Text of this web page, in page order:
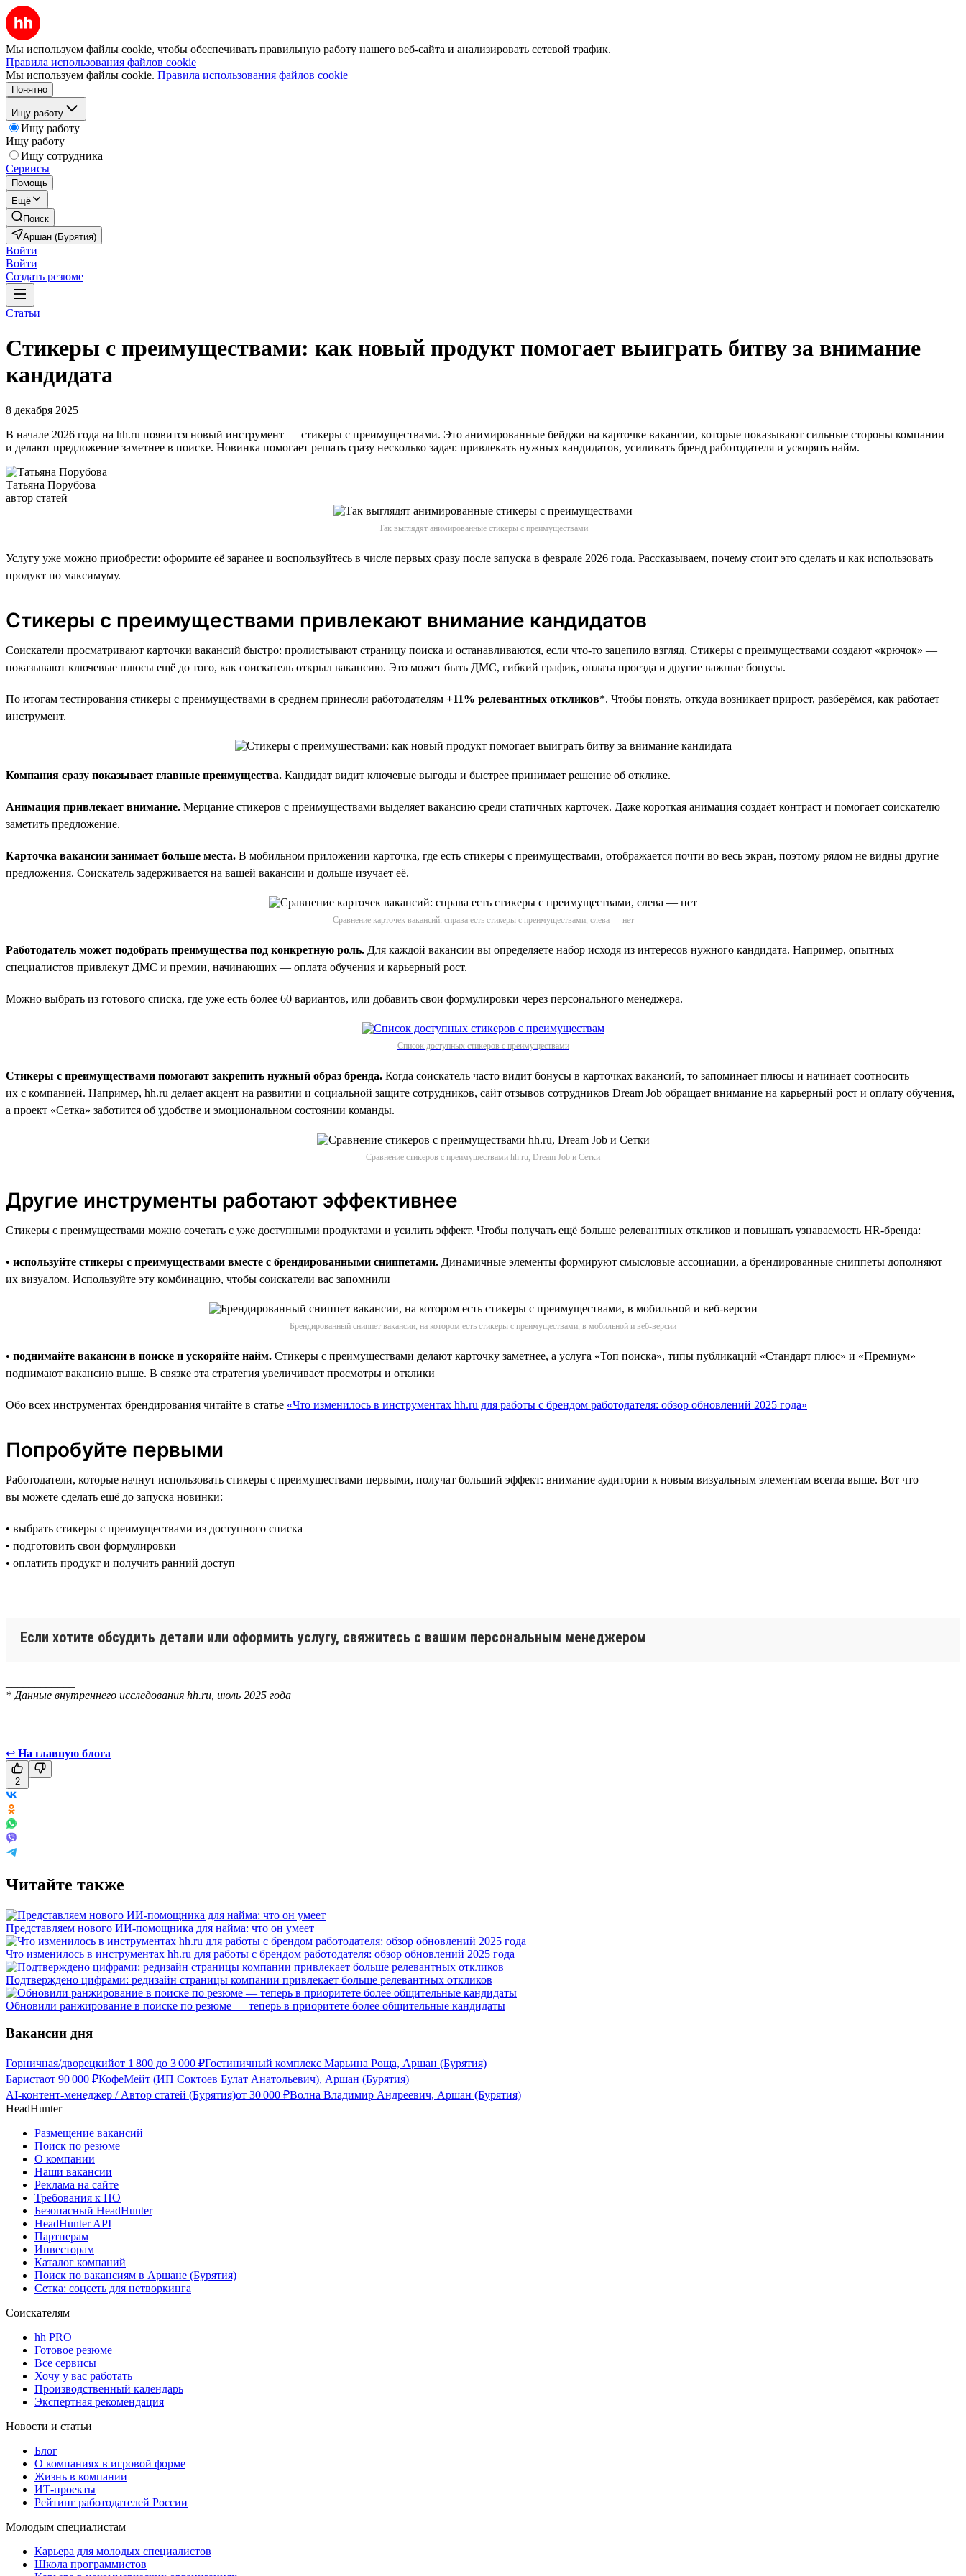
Мы используем файлы cookie, чтобы обеспечивать правильную работу нашего веб-сайта и анализировать сетевой трафик.
Правила использования файлов cookie
Мы используем файлы cookie. Правила использования файлов cookie
Понятно
Ищу работу
Ищу работу
Ищу работу
Ищу сотрудника
Сервисы
Помощь
Ещё
Поиск
Аршан (Бурятия)
Войти
Войти
Создать резюме
Статьи
Стикеры с преимуществами: как новый продукт помогает выиграть битву за внимание
кандидата
8 декабря 2025
В начале 2026 года на hh.ru появится новый инструмент — стикеры с преимуществами. Это анимированные бейджи на карточке вакансии, которые показывают сильные стороны компании
и делают предложение заметнее в поиске. Новинка помогает решать сразу несколько задач: привлекать нужных кандидатов, усиливать бренд работодателя и ускорять найм.
Татьяна Порубова
автор статей
Так выглядят анимированные стикеры с преимуществами
Услугу уже можно приобрести: оформите её заранее и воспользуйтесь в числе первых сразу после запуска в феврале 2026 года. Рассказываем, почему стоит это сделать и как использовать
продукт по максимуму.
Стикеры с преимуществами привлекают внимание кандидатов
Соискатели просматривают карточки вакансий быстро: пролистывают страницу поиска и останавливаются, если что-то зацепило взгляд. Стикеры с преимуществами создают «крючок» —
показывают ключевые плюсы ещё до того, как соискатель открыл вакансию. Это может быть ДМС, гибкий график, оплата проезда и другие важные бонусы.
По итогам тестирования стикеры с преимуществами в среднем принесли работодателям +11% релевантных откликов*. Чтобы понять, откуда возникает прирост, разберёмся, как работает
инструмент.
Компания сразу показывает главные преимущества. Кандидат видит ключевые выгоды и быстрее принимает решение об отклике.
Анимация привлекает внимание. Мерцание стикеров с преимуществами выделяет вакансию среди статичных карточек. Даже короткая анимация создаёт контраст и помогает соискателю
заметить предложение.
Карточка вакансии занимает больше места. В мобильном приложении карточка, где есть стикеры с преимуществами, отображается почти во весь экран, поэтому рядом не видны другие
предложения. Соискатель задерживается на вашей вакансии и дольше изучает её.
Сравнение карточек вакансий: справа есть стикеры с преимуществами, слева — нет
Работодатель может подобрать преимущества под конкретную роль. Для каждой вакансии вы определяете набор исходя из интересов нужного кандидата. Например, опытных
специалистов привлекут ДМС и премии, начинающих — оплата обучения и карьерный рост.
Можно выбрать из готового списка, где уже есть более 60 вариантов, или добавить свои формулировки через персонального менеджера.
Список доступных стикеров с преимуществами
Стикеры с преимуществами помогают закрепить нужный образ бренда. Когда соискатель часто видит бонусы в карточках вакансий, то запоминает плюсы и начинает соотносить
их с компанией. Например, hh.ru делает акцент на развитии и социальной защите сотрудников, сайт отзывов сотрудников Dream Job обращает внимание на карьерный рост и оплату обучения,
а проект «Сетка» заботится об удобстве и эмоциональном состоянии команды.
Сравнение стикеров с преимуществами hh.ru, Dream Job и Сетки
Другие инструменты работают эффективнее
Стикеры с преимуществами можно сочетать с уже доступными продуктами и усилить эффект. Чтобы получать ещё больше релевантных откликов и повышать узнаваемость HR-бренда:
• используйте стикеры с преимуществами вместе с брендированными сниппетами. Динамичные элементы формируют смысловые ассоциации, а брендированные сниппеты дополняют
их визуалом. Используйте эту комбинацию, чтобы соискатели вас запомнили
Брендированный сниппет вакансии, на котором есть стикеры с преимуществами, в мобильной и веб-версии
• поднимайте вакансии в поиске и ускоряйте найм. Стикеры с преимуществами делают карточку заметнее, а услуга «Топ поиска», типы публикаций «Стандарт плюс» и «Премиум»
поднимают вакансию выше. В связке эта стратегия увеличивает просмотры и отклики
Обо всех инструментах брендирования читайте в статье «Что изменилось в инструментах hh.ru для работы с брендом работодателя: обзор обновлений 2025 года»
Попробуйте первыми
Работодатели, которые начнут использовать стикеры с преимуществами первыми, получат больший эффект: внимание аудитории к новым визуальным элементам всегда выше. Вот что
вы можете сделать ещё до запуска новинки:
• выбрать стикеры с преимуществами из доступного списка
• подготовить свои формулировки
• оплатить продукт и получить ранний доступ
Если хотите обсудить детали или оформить услугу, свяжитесь с вашим персональным менеджером
* Данные внутреннего исследования hh.ru, июль 2025 года
↩ На главную блога
2
Читайте также
Представляем нового ИИ-помощника для найма: что он умеет
Что изменилось в инструментах hh.ru для работы с брендом работодателя: обзор обновлений 2025 года
Подтверждено цифрами: редизайн страницы компании привлекает больше релевантных откликов
Обновили ранжирование в поиске по резюме — теперь в приоритете более общительные кандидаты
Вакансии дня
Горничная/дворецкийот 1 800 до 3 000 ₽Гостиничный комплекс Марьина Роща, Аршан (Бурятия)
Баристаот 90 000 ₽КофеМейт (ИП Соктоев Булат Анатольевич), Аршан (Бурятия)
AI-контент-менеджер / Автор статей (Бурятия)от 30 000 ₽Волна Владимир Андреевич, Аршан (Бурятия)
HeadHunter
Размещение вакансий
Поиск по резюме
О компании
Наши вакансии
Реклама на сайте
Требования к ПО
Безопасный HeadHunter
HeadHunter API
Партнерам
Инвесторам
Каталог компаний
Поиск по вакансиям в Аршане (Бурятия)
Сетка: соцсеть для нетворкинга
Соискателям
hh PRO
Готовое резюме
Все сервисы
Хочу у вас работать
Производственный календарь
Экспертная рекомендация
Новости и статьи
Блог
О компаниях в игровой форме
Жизнь в компании
ИТ-проекты
Рейтинг работодателей России
Молодым специалистам
Карьера для молодых специалистов
Школа программистов